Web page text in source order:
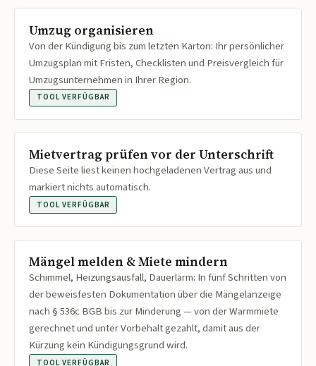
Umzug organisieren
Von der Kündigung bis zum letzten Karton: Ihr persönlicher
Umzugsplan mit Fristen, Checklisten und Preisvergleich für
Umzugsunternehmen in Ihrer Region.
TOOL VERFÜGBAR
Mietvertrag prüfen vor der Unterschrift
Diese Seite liest keinen hochgeladenen Vertrag aus und
markiert nichts automatisch.
TOOL VERFÜGBAR
Mängel melden & Miete mindern
Schimmel, Heizungsausfall, Dauerlärm: In fünf Schritten von
der beweisfesten Dokumentation über die Mängelanzeige
nach § 536c BGB bis zur Minderung — von der Warmmiete
gerechnet und unter Vorbehalt gezahlt, damit aus der
Kürzung kein Kündigungsgrund wird.
TOOL VERFÜGBAR